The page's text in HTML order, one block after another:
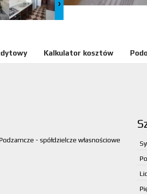
Kalkulator kosztów
- spółdzielcze własnościowe